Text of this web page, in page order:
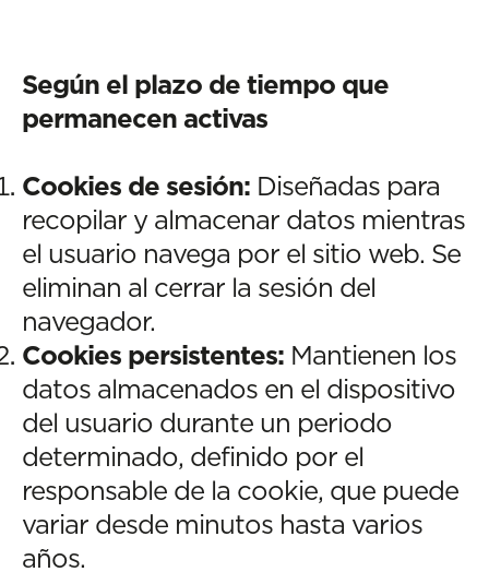
Según el plazo de tiempo que
permanecen activas
Cookies de sesión: Diseñadas para
recopilar y almacenar datos mientras
el usuario navega por el sitio web. Se
eliminan al cerrar la sesión del
navegador.
Cookies persistentes: Mantienen los
datos almacenados en el dispositivo
del usuario durante un periodo
determinado, definido por el
responsable de la cookie, que puede
variar desde minutos hasta varios
años.